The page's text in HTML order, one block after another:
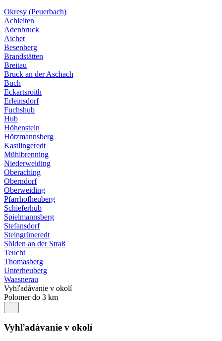
Okresy (Peuerbach)
Achleiten
Adenbruck
Aichet
Besenberg
Brandstätten
Breitau
Bruck an der Aschach
Buch
Eckartsroith
Erleinsdorf
Fuchshub
Hub
Höhenstein
Hötzmannsberg
Kastlingeredt
Mühlbrenning
Niederweiding
Oberaching
Oberndorf
Oberweiding
Pfarrhofheuberg
Schieferhub
Spielmannsberg
Stefansdorf
Steingrüneredt
Sölden an der Straß
Teucht
Thomasberg
Unterheuberg
Waasnerau
Vyhľadávanie v okolí
Polomer do 3 km
Vyhľadávanie v okolí